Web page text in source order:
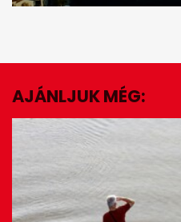
minute,
seconds
EZ IS
AJÁNLJUK MÉG: